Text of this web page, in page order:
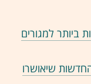
הטובות ביותר למגורים
החדשות שיאושרו